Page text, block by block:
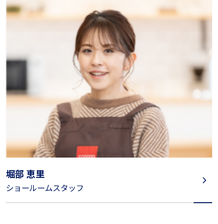
堀部 恵里
ショールームスタッフ